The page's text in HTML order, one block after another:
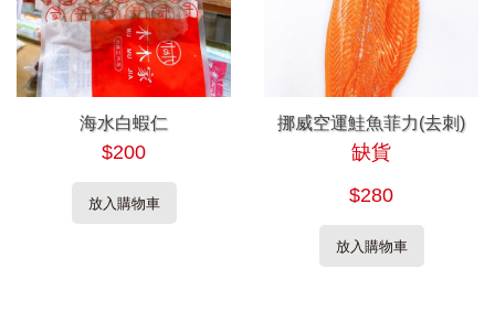
海水白蝦仁
$200
放入購物車
挪威空運鮭魚菲力(去刺)
缺貨
$280
放入購物車